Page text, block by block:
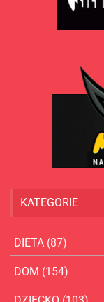
KATEGORIE
DIETA (87)
DOM (154)